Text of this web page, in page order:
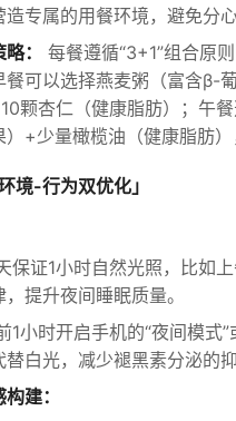
专属的用餐环境，避免分心
：
每餐遵循“3+1”组合原
餐可以选择燕麦粥（富含β-
颗杏仁（健康脂肪）；午
）+少量橄榄油（健康脂肪
境-行为双优化」
保证1小时自然光照，比如
提升夜间睡眠质量。
1小时开启手机的“夜间模式
替白光，减少褪黑素分泌的
建：